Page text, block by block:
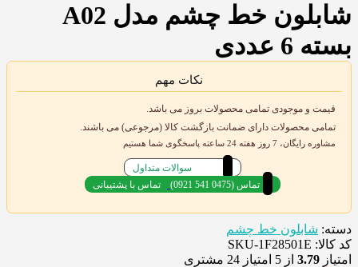
شابلون خط چشم مدل A02
بسته 6 عددی
نکات مهم
قیمت و موجودی تمامی محصولات بروز می باشد.
تمامی محصولات دارای ضمانت بازگشت کالا (مرجوعی) می باشند.
مشاوره رایگان، 7 روز هفته 24 ساعته پاسخگوی شما هستیم
سوالات متداول
(0921 541 0475) تماس
تماس با پشتیبانی
دسته: شابلون خط چشم
کد کالا: SKU-1F28501E
امتیاز 3.79 از 5 امتیاز 24 مشتری